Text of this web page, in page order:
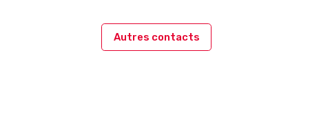
Autres contacts